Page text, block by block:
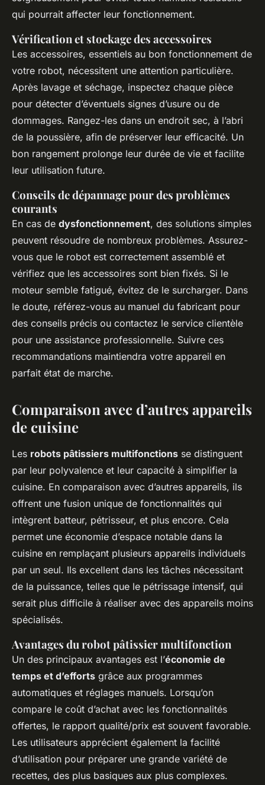
qui pourrait affecter leur fonctionnement.
Vérification et stockage des accessoires
Les accessoires, essentiels au bon fonctionnement de
votre robot, nécessitent une attention particulière.
Après lavage et séchage, inspectez chaque pièce
pour détecter d’éventuels signes d’usure ou de
dommages. Rangez-les dans un endroit sec, à l’abri
de la poussière, afin de préserver leur efficacité. Un
bon rangement prolonge leur durée de vie et facilite
leur utilisation future.
Conseils de dépannage pour des problèmes
courants
En cas de dysfonctionnement, des solutions simples
peuvent résoudre de nombreux problèmes. Assurez-
vous que le robot est correctement assemblé et
vérifiez que les accessoires sont bien fixés. Si le
moteur semble fatigué, évitez de le surcharger. Dans
le doute, référez-vous au manuel du fabricant pour
des conseils précis ou contactez le service clientèle
pour une assistance professionnelle. Suivre ces
recommandations maintiendra votre appareil en
parfait état de marche.
Comparaison avec d’autres appareils
de cuisine
Les robots pâtissiers multifonctions se distinguent
par leur polyvalence et leur capacité à simplifier la
cuisine. En comparaison avec d’autres appareils, ils
offrent une fusion unique de fonctionnalités qui
intègrent batteur, pétrisseur, et plus encore. Cela
permet une économie d’espace notable dans la
cuisine en remplaçant plusieurs appareils individuels
par un seul. Ils excellent dans les tâches nécessitant
de la puissance, telles que le pétrissage intensif, qui
serait plus difficile à réaliser avec des appareils moins
spécialisés.
Avantages du robot pâtissier multifonction
Un des principaux avantages est l’économie de
temps et d’efforts grâce aux programmes
automatiques et réglages manuels. Lorsqu’on
compare le coût d’achat avec les fonctionnalités
offertes, le rapport qualité/prix est souvent favorable.
Les utilisateurs apprécient également la facilité
d’utilisation pour préparer une grande variété de
recettes, des plus basiques aux plus complexes.